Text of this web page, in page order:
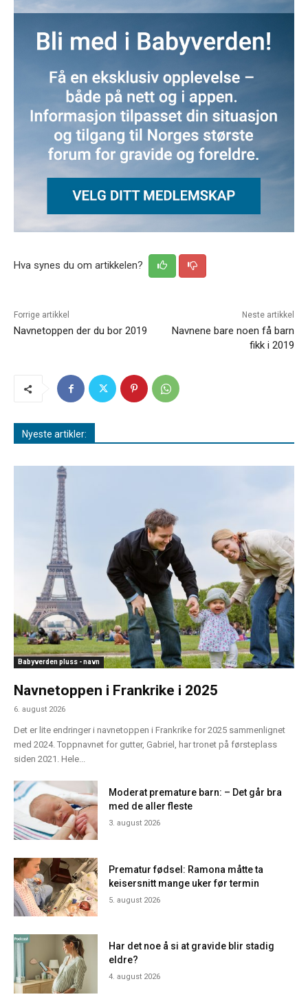
Hva synes du om artikkelen?
Forrige artikkel
Navnetoppen der du bor 2019
Neste artikkel
Navnene bare noen få barn
fikk i 2019
Nyeste artikler:
Babyverden pluss - navn
Navnetoppen i Frankrike i 2025
6. august 2026
Det er lite endringer i navnetoppen i Frankrike for 2025 sammenlignet
med 2024. Toppnavnet for gutter, Gabriel, har tronet på førsteplass
siden 2021. Hele...
Moderat premature barn: – Det går bra
med de aller fleste
3. august 2026
Prematur fødsel: Ramona måtte ta
keisersnitt mange uker før termin
5. august 2026
Har det noe å si at gravide blir stadig
eldre?
4. august 2026